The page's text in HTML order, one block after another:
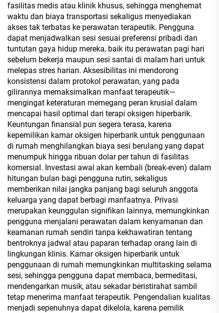
fasilitas medis atau klinik khusus, sehingga menghemat
waktu dan biaya transportasi sekaligus menyediakan
akses tak terbatas ke perawatan terapeutik. Pengguna
dapat menjadwalkan sesi sesuai preferensi pribadi dan
tuntutan gaya hidup mereka, baik itu perawatan pagi hari
sebelum bekerja maupun sesi santai di malam hari untuk
melepas stres harian. Aksesibilitas ini mendorong
konsistensi dalam protokol perawatan, yang pada
gilirannya memaksimalkan manfaat terapeutik—
mengingat keteraturan memegang peran krusial dalam
mencapai hasil optimal dari terapi oksigen hiperbarik.
Keuntungan finansial pun segera terasa, karena
kepemilikan kamar oksigen hiperbarik untuk penggunaan
di rumah menghilangkan biaya sesi berulang yang dapat
menumpuk hingga ribuan dolar per tahun di fasilitas
komersial. Investasi awal akan kembali (break-even) dalam
hitungan bulan bagi pengguna rutin, sekaligus
memberikan nilai jangka panjang bagi seluruh anggota
keluarga yang dapat berbagi manfaatnya. Privasi
merupakan keunggulan signifikan lainnya, memungkinkan
pengguna menjalani perawatan dalam kenyamanan dan
keamanan rumah sendiri tanpa kekhawatiran tentang
bentroknya jadwal atau paparan terhadap orang lain di
lingkungan klinis. Kamar oksigen hiperbarik untuk
penggunaan di rumah memungkinkan multitasking selama
sesi, sehingga pengguna dapat membaca, bermeditasi,
mendengarkan musik, atau sekadar beristirahat sambil
tetap menerima manfaat terapeutik. Pengendalian kualitas
menjadi sepenuhnya dapat dikelola, karena pemilik